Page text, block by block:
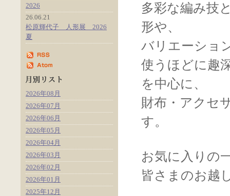
多彩な編み技
形や、
バリエーショ
使うほどに趣
を中心に、
財布・アクセ
す。
お気に入りの
皆さまのお越
2026
26.06.21
松原輝代子 人形展 2026
夏
2026年08月
2026年07月
2026年06月
2026年05月
2026年04月
2026年03月
2026年02月
2026年01月
2025年12月